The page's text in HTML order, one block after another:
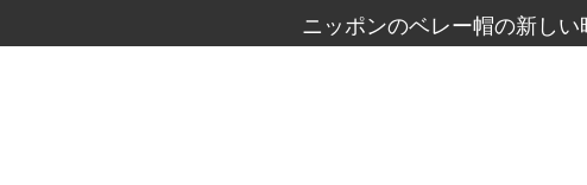
ニッポンのベレー帽の新し